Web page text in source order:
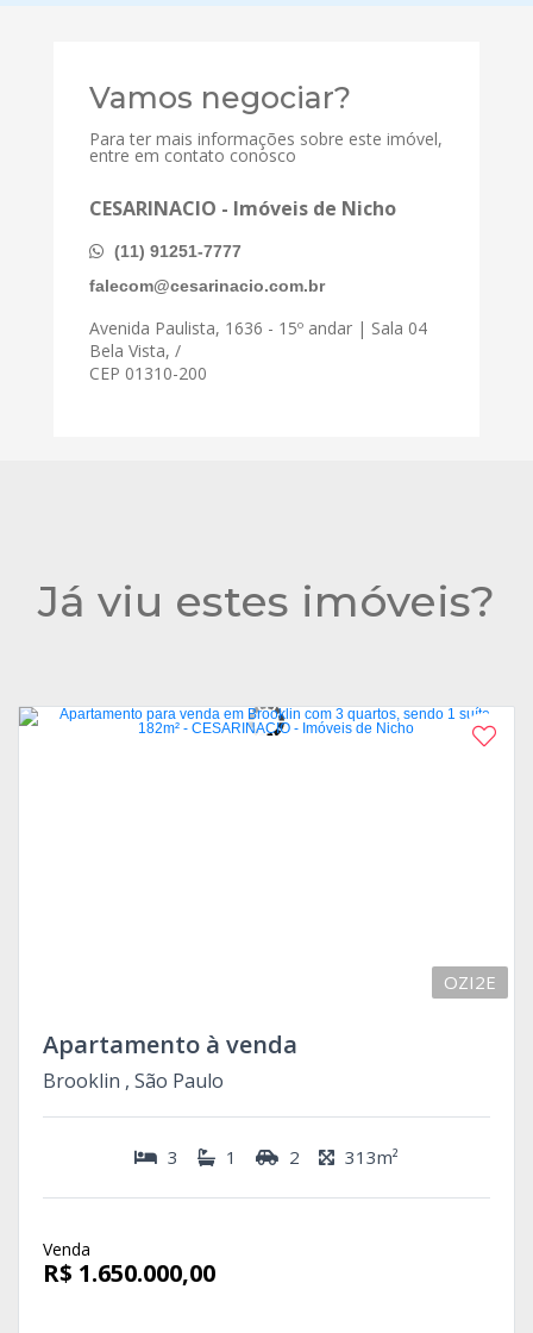
Vamos negociar?
Para ter mais informações sobre este imóvel,
entre em contato conosco
CESARINACIO - Imóveis de Nicho
(11) 91251-7777
falecom@cesarinacio.com.br
Avenida Paulista, 1636 - 15º andar | Sala 04
Bela Vista, /
CEP 01310-200
Já viu estes imóveis?
OZI2E
Apartamento à venda
Brooklin , São Paulo
3 1 2 313m²
Venda
R$ 1.650.000,00